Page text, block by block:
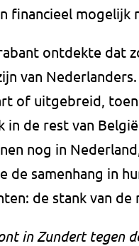
financieel mogelijk
ontdekte dat
van
of uitgebreid,
in de rest van
nog in
de samenhang in
de stank van
in Zundert tegen